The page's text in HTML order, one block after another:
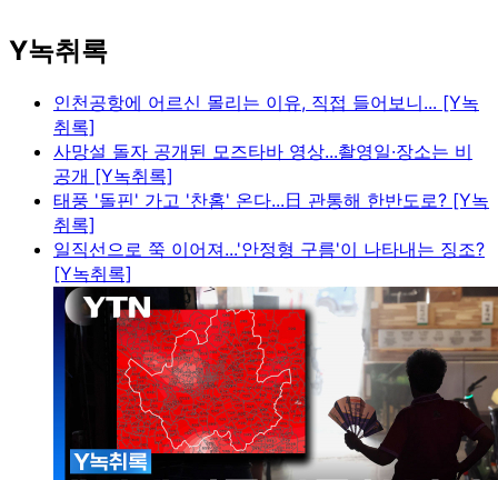
Y녹취록
인천공항에 어르신 몰리는 이유, 직접 들어보니... [Y녹
취록]
사망설 돌자 공개된 모즈타바 영상...촬영일·장소는 비
공개 [Y녹취록]
태풍 '돌핀' 가고 '찬홈' 온다...日 관통해 한반도로? [Y녹
취록]
일직선으로 쭉 이어져...'안정형 구름'이 나타내는 징조?
[Y녹취록]